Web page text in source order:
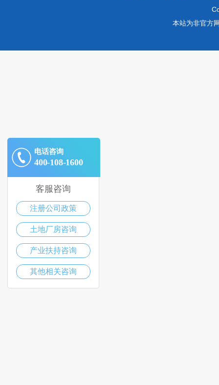
本站为非官方
电话咨询
400-108-1600
客服咨询
注册公司政策
土地厂房咨询
产业扶持咨询
其他相关咨询